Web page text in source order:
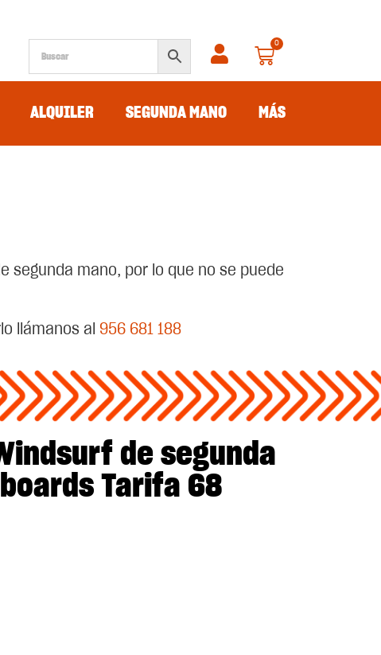
0
ALQUILER SEGUNDA MANO MÁS
segunda mano, por lo que no se puede
llámanos al 956 681 188
de segunda
Tarifa 68